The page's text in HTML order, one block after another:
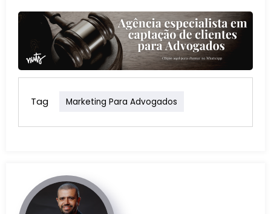
Tag Marketing Para Advogados